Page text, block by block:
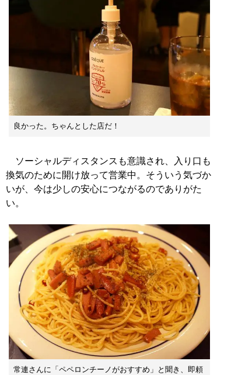
良かった。ちゃんとした店だ！
ソーシャルディスタンスも意識され、入り口も
換気のために開け放って営業中。そういう気づか
いが、今は少しの安心につながるのでありがた
い。
常連さんに「ペペロンチーノがおすすめ」と聞き、即頼